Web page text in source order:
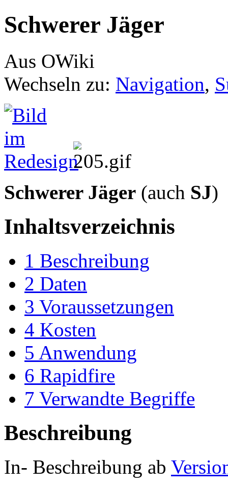
Schwerer Jäger
Aus OWiki
Wechseln zu: Navigation,
Schwerer Jäger (auch SJ)
Inhaltsverzeichnis
1 Beschreibung
2 Daten
3 Voraussetzungen
4 Kosten
5 Anwendung
6 Rapidfire
7 Verwandte Begriffe
Beschreibung
In- Beschreibung ab